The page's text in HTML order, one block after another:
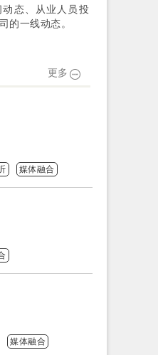
态、从业人员投
的一线动态。
更多
媒体融合
媒体融合